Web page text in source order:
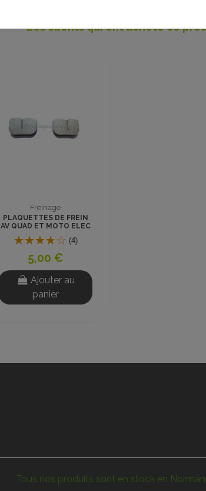
Les clients qui ont acheté ce
Freinage
PLAQUETTES DE FREIN
AV QUAD ET MOTO ELEC
(4)
5,00 €
Ajouter au
panier
Tous nos produits sont en stock en